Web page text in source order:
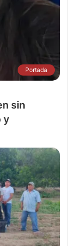
Portada
sin
y